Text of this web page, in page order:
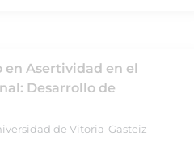
en Asertividad en el
Desarrollo de
de Vitoria-Gasteiz